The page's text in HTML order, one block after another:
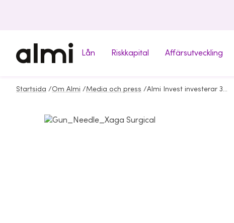
Lån Riskkapital Affärsutveckling
Startsida /Om Almi /Media och press / Almi Invest investerar 3 miljoner kronor i Xaga Surgical för global sjukvårdsförbättring